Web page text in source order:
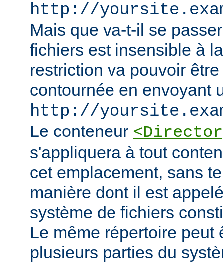
http://
Mais que va-t-il se
fichiers est insensible à
restriction va pouvoir
contournée en envoyant
http://
Le conteneur
s'appliquera à tout
cet emplacement, sans
manière dont il est
système de fichiers
Le même répertoire peut
plusieurs parties du